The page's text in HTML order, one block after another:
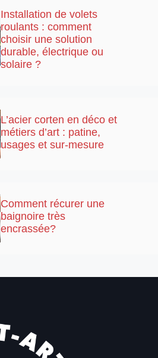
Installation de volets
roulants : comment
choisir une solution
durable, électrique ou
solaire ?
L’acier corten en déco et
métiers d’art : patine,
usages et sur-mesure
Comment récurer une
baignoire très
encrassée?